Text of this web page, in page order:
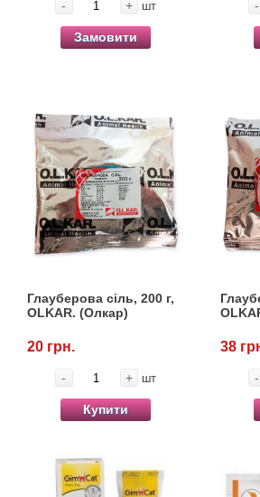
- + шт
Замовити
-
Глауберова сіль, 200 г,
OLKAR. (Олкар)
20 грн.
- + шт
Купити
38
-